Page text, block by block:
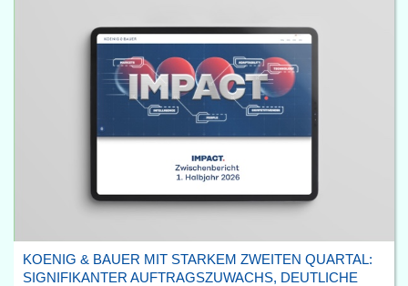
KOENIG & BAUER MIT STARKEM ZWEITEN QUARTAL:
SIGNIFIKANTER AUFTRAGSZUWACHS, DEUTLICHE